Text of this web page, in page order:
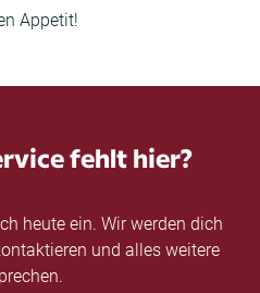
Appetit!
fehlt hier?
heute ein. Wir werden dich
und alles weitere